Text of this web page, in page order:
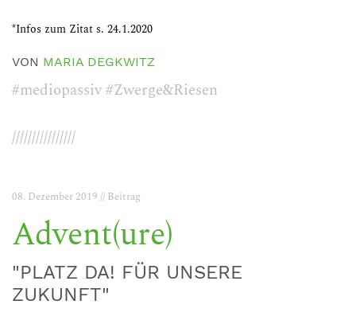
*Infos zum Zitat s. 24.1.2020
VON MARIA DEGKWITZ
#mediopassiv#Zwerge&Riesen
////////////////
08. Dezember 2019 // Beitrag
Advent(ure)
"PLATZ DA! FÜR UNSERE
ZUKUNFT"